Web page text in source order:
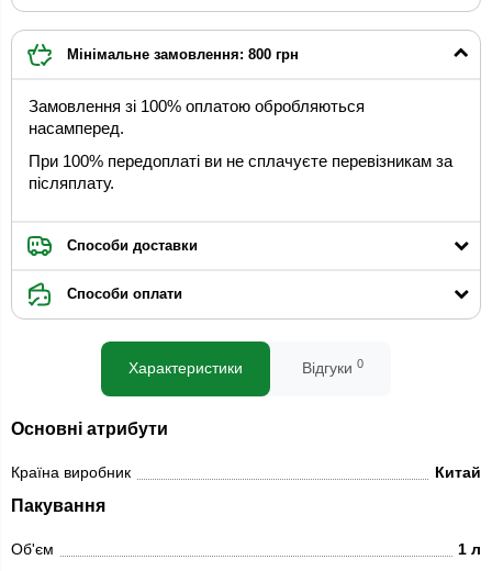
Мінімальне замовлення: 800 грн
Замовлення зі 100% оплатою обробляються
насамперед.
При 100% передоплаті ви не сплачуєте перевізникам за
післяплату.
Способи доставки
Способи оплати
Характеристики Відгуки 0
Основні атрибути
Країна виробник Китай
Пакування
Об'єм 1 л